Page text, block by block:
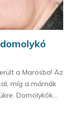
a Marosba! Az
míg a márnák
Domolykók...